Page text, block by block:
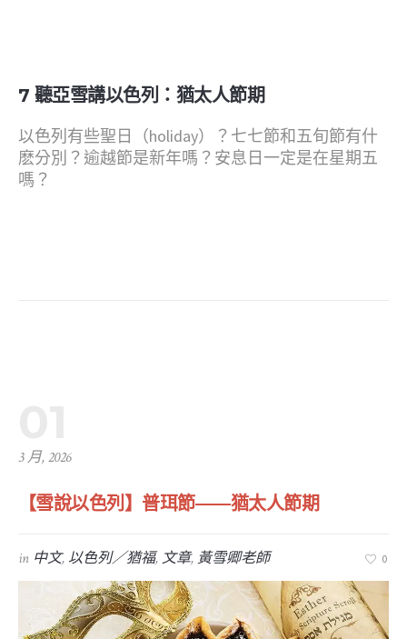
7 聽亞雪講以色列：猶太人節期
以色列有些聖日（holiday）？七七節和五旬節有什
麽分別？逾越節是新年嗎？安息日一定是在星期五
嗎？
3 月, 2026
【雪說以色列】普珥節——猶太人節期
in 中文, 以色列／猶福,文章,黃雪卿老師 0